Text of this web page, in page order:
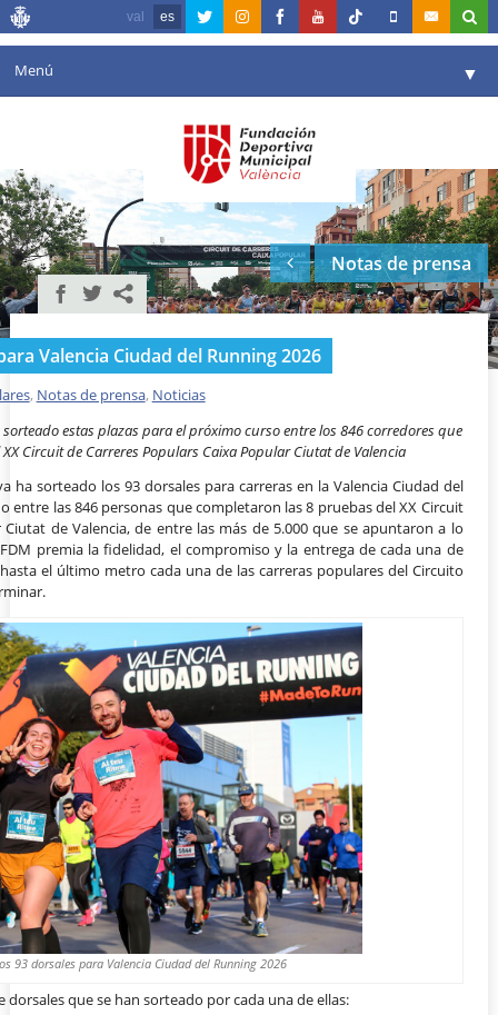
val es
Menú ▼
Agenda
Instalaciones ▼
Comunicación ▼
Valencia en deporte
Portal de Transparencia
Notas de prensa
Valencia Ciudad del Running 2026
, Notas de prensa, Noticias
estas plazas para el próximo curso entre los 846 corredores que
Circuit de Carreres Populars Caixa Popular Ciutat de Valencia
ha sorteado los 93 dorsales para carreras en la Valencia Ciudad del
entre las 846 personas que completaron las 8 pruebas del XX Circuit
de Valencia, de entre las más de 5.000 que se apuntaron a lo
premia la fidelidad, el compromiso y la entrega de cada una de
el último metro cada una de las carreras populares del Circuito
93 dorsales para Valencia Ciudad del Running 2026
dorsales que se han sorteado por cada una de ellas: